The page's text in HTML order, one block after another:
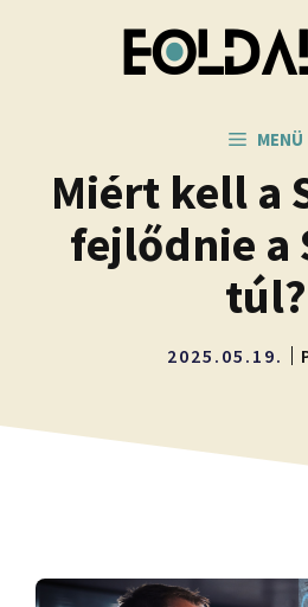
MENÜ
Miért kell a
fejlődnie a
túl?
2025.05.19.